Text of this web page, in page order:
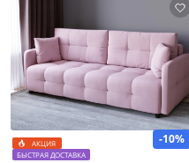
-10%
АКЦИЯ
БЫСТРАЯ ДОСТАВКА